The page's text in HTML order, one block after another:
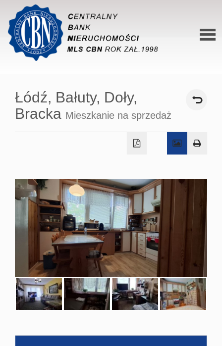
O
Hale
Łódź, Bałuty, Doły,
Bracka Mieszkanie na sprzedaż